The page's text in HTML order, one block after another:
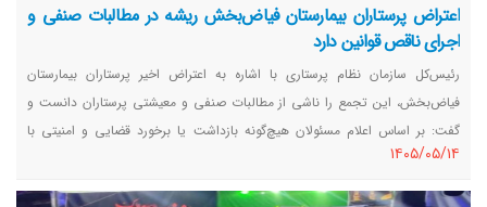
اعتراض پرستاران بیمارستان فیاض‌بخش ریشه در مطالبات صنفی و
اجرای ناقص قوانین دارد
رئیس‌کل سازمان نظام پرستاری با اشاره به اعتراض اخیر پرستاران بیمارستان
فیاض‌بخش، این تجمع را ناشی از مطالبات صنفی و معیشتی پرستاران دانست و
گفت: بر اساس اعلام مسئولان هیچ‌گونه بازداشت یا برخورد قضایی و امنیتی با
پرستاران صورت نگرفته است.
١٤٠٥/٠٥/١٤